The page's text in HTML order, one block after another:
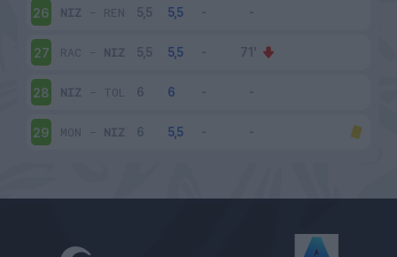
26 NIZ - REN
27 RAC - NIZ
28 NIZ - TOL
29 MON - NIZ